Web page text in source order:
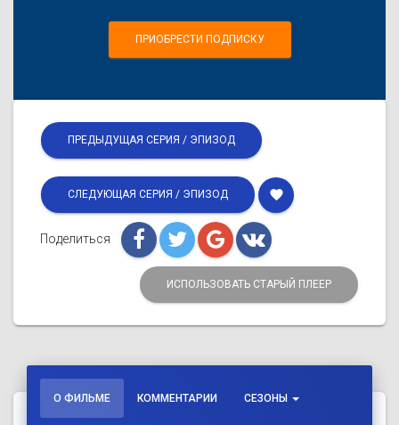
ПРИОБРЕСТИ ПОДПИСКУ
ПРЕДЫДУЩАЯ СЕРИЯ / ЭПИЗОД
СЛЕДУЮЩАЯ СЕРИЯ / ЭПИЗОД favorite
Поделиться
ИСПОЛЬЗОВАТЬ СТАРЫЙ ПЛЕЕР
О ФИЛЬМЕ КОММЕНТАРИИ СЕЗОНЫ